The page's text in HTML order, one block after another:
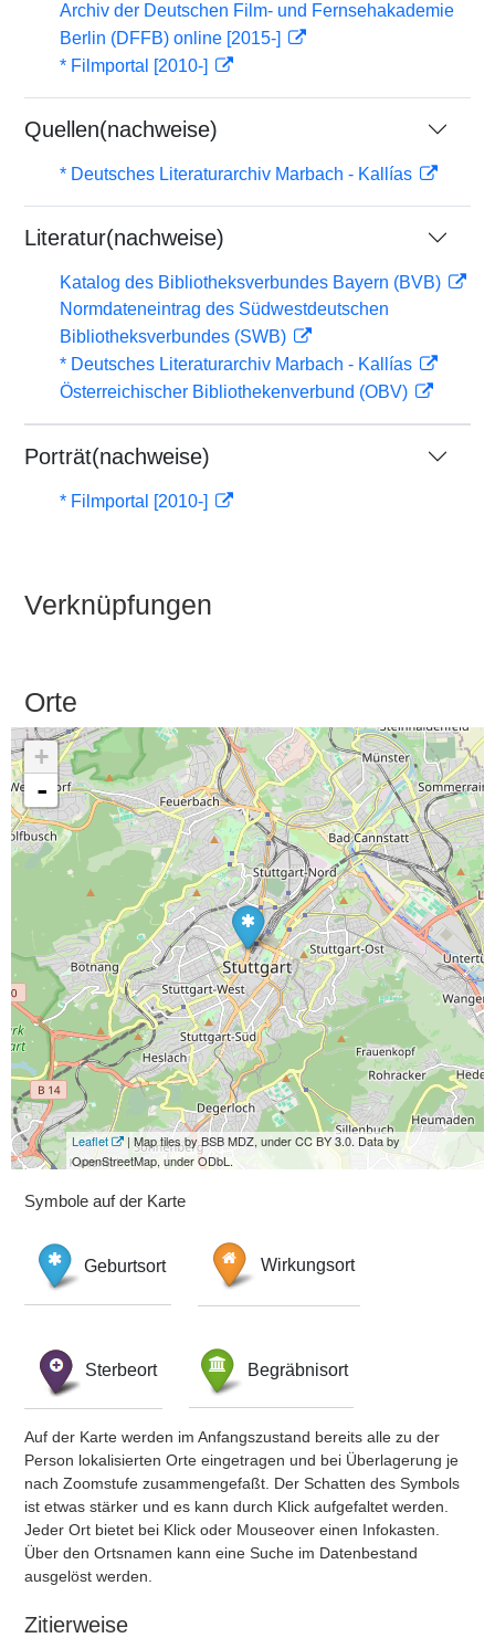
Archiv der Deutschen Film- und Fernsehakademie
Berlin (DFFB) online [2015-]
* Filmportal [2010-]
Quellen(nachweise)
* Deutsches Literaturarchiv Marbach - Kallías
Literatur(nachweise)
Katalog des Bibliotheksverbundes Bayern (BVB)
Normdateneintrag des Südwestdeutschen
Bibliotheksverbundes (SWB)
* Deutsches Literaturarchiv Marbach - Kallías
Österreichischer Bibliothekenverbund (OBV)
Porträt(nachweise)
* Filmportal [2010-]
Verknüpfungen
Orte
+
-
Leaflet
| Map tiles by BSB MDZ, under CC BY 3.0. Data by
OpenStreetMap, under ODbL.
Symbole auf der Karte
Geburtsort Wirkungsort
Sterbeort Begräbnisort
Auf der Karte werden im Anfangszustand bereits alle zu der
Person lokalisierten Orte eingetragen und bei Überlagerung je
nach Zoomstufe zusammengefaßt. Der Schatten des Symbols
ist etwas stärker und es kann durch Klick aufgefaltet werden.
Jeder Ort bietet bei Klick oder Mouseover einen Infokasten.
Über den Ortsnamen kann eine Suche im Datenbestand
ausgelöst werden.
Zitierweise